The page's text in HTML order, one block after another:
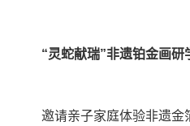
“灵蛇献瑞”非遗铂金画研
邀请亲子家庭体验非遗金